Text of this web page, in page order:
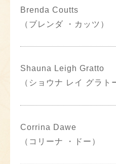
Brenda Coutts
（ブレンダ ・カッツ）
Shauna Leigh Gratto
（ショウナ レイ グラト
Corrina Dawe
（コリーナ ・ドー）